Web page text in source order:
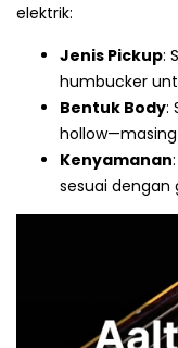
elektrik:
Jenis Pickup:
humbucker
Bentuk Body:
Kenyamanan
sesuai dengan